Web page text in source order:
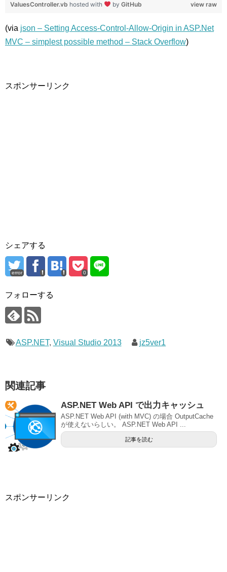
view raw
ValuesController.vb hosted with by GitHub
(via json – Setting Access-Control-Allow-Origin in ASP.Net
MVC – simplest possible method – Stack Overflow)
スポンサーリンク
シェアする
error 0
フォローする
ASP.NET, Visual Studio 2013 jz5ver1
関連記事
ASP.NET Web API で出力キャッシュ
ASP.NET Web API (with MVC) の場合 OutputCache
が使えないらしい。 ASP.NET Web API ...
記事を読む
スポンサーリンク